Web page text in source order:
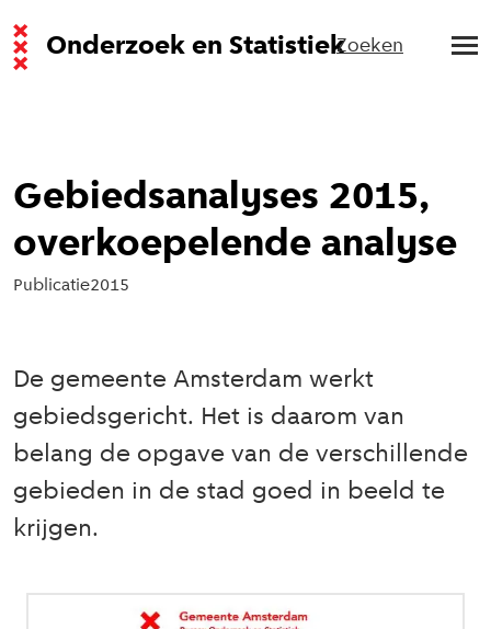
Onderzoek en StatistiekZoeken
Gebiedsanalyses 2015,
overkoepelende analyse
Publicatie2015
De gemeente Amsterdam werkt
gebiedsgericht. Het is daarom van
belang de opgave van de verschillende
gebieden in de stad goed in beeld te
krijgen.